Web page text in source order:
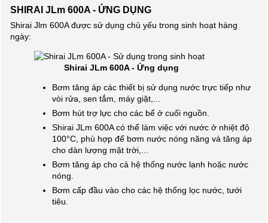
SHIRAI JLm 600A - ỨNG DỤNG
Shirai Jlm 600A được sử dụng chủ yếu trong sinh hoạt hàng
ngày:
Shirai JLm 600A - Ứng dụng
Bơm tăng áp các thiết bị sử dụng nước trực tiếp như
vòi rửa, sen tắm, máy giặt,...
Bơm hút trợ lực cho các bể ở cuối nguồn.
Shirai JLm 600A có thể làm việc với nước ở nhiệt độ
100°C, phù hợp để bơm nước nóng năng và tăng áp
cho dàn lượng mặt trời,...
Bơm tăng áp cho cả hệ thống nước lạnh hoặc nước
nóng.
Bơm cấp đầu vào cho các hệ thống lọc nước, tưới
tiêu.